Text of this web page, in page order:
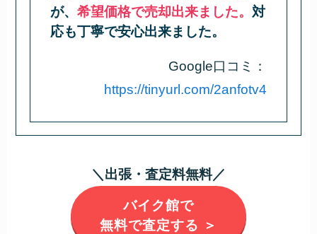
が、希望価格で売却出来ました。 対
応も丁寧で安心出来ました。
Google口コミ：
https://tinyurl.com/2anfotv4
＼出張・査定料無料／
バイク館で
無料で査定する ＞